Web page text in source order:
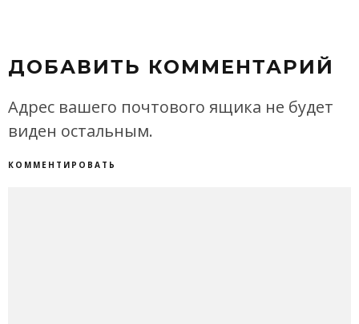
ДОБАВИТЬ КОММЕНТАРИЙ
Адрес вашего почтового ящика не будет
виден остальным.
КОММЕНТИРОВАТЬ